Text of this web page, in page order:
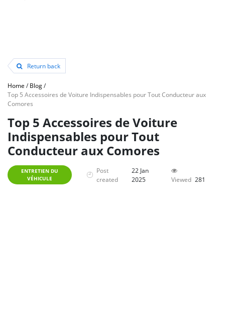
Return back
Home /Blog/
Top 5 Accessoires de Voiture Indispensables pour Tout Conducteur aux
Comores
Top 5 Accessoires de Voiture
Indispensables pour Tout
Conducteur aux Comores
ENTRETIEN DU
VÉHICULE
Post
created
22 Jan
2025
Viewed 281